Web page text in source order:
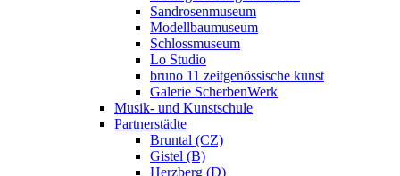
Sandrosenmuseum
Modellbaumuseum
Schlossmuseum
Lo Studio
bruno 11 zeitgenössische kunst
Galerie ScherbenWerk
Musik- und Kunstschule
Partnerstädte
Bruntal (CZ)
Gistel (B)
Herzberg (D)